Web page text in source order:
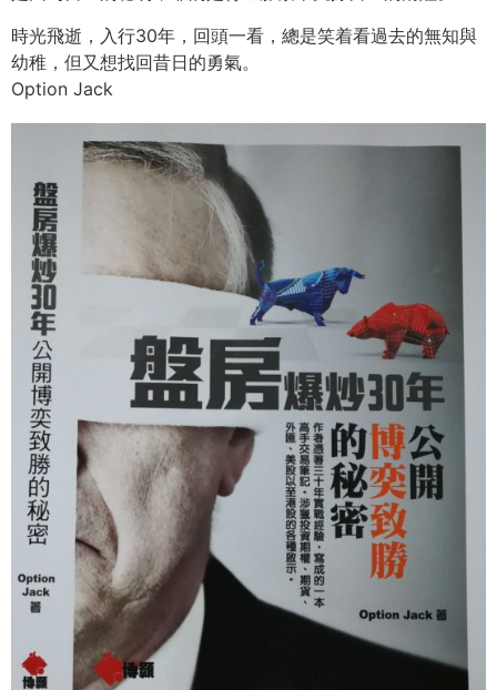
時光飛逝，入行30年，回頭一看，總是笑着看過去的無知與
幼稚，但又想找回昔日的勇氣。
Option Jack